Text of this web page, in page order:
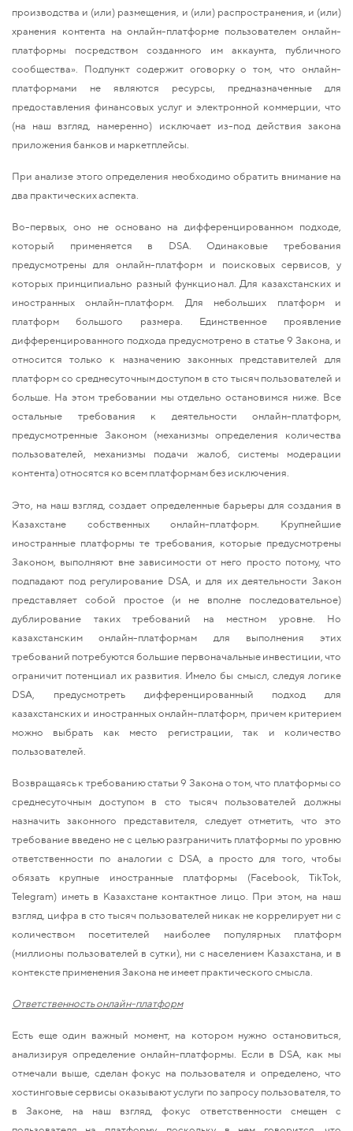
производства и (или) размещения, и (или) распространения, и (или)
хранения контента на онлайн-платформе пользователем онлайн-
платформы посредством созданного им аккаунта, публичного
сообщества». Подпункт содержит оговорку о том, что онлайн-
платформами не являются ресурсы, предназначенные для
предоставления финансовых услуг и электронной коммерции, что
(на наш взгляд, намеренно) исключает из-под действия закона
приложения банков и маркетплейсы.
При анализе этого определения необходимо обратить внимание на
два практических аспекта.
Во-первых, оно не основано на дифференцированном подходе,
который применяется в DSA. Одинаковые требования
предусмотрены для онлайн-платформ и поисковых сервисов, у
которых принципиально разный функционал. Для казахстанских и
иностранных онлайн-платформ. Для небольших платформ и
платформ большого размера. Единственное проявление
дифференцированного подхода предусмотрено в статье 9 Закона, и
относится только к назначению законных представителей для
платформ со среднесуточным доступом в сто тысяч пользователей и
больше. На этом требовании мы отдельно остановимся ниже. Все
остальные требования к деятельности онлайн-платформ,
предусмотренные Законом (механизмы определения количества
пользователей, механизмы подачи жалоб, системы модерации
контента) относятся ко всем платформам без исключения.
Это, на наш взгляд, создает определенные барьеры для создания в
Казахстане собственных онлайн-платформ. Крупнейшие
иностранные платформы те требования, которые предусмотрены
Законом, выполняют вне зависимости от него просто потому, что
подпадают под регулирование DSA, и для их деятельности Закон
представляет собой простое (и не вполне последовательное)
дублирование таких требований на местном уровне. Но
казахстанским онлайн-платформам для выполнения этих
требований потребуются большие первоначальные инвестиции, что
ограничит потенциал их развития. Имело бы смысл, следуя логике
DSA, предусмотреть дифференцированный подход для
казахстанских и иностранных онлайн-платформ, причем критерием
можно выбрать как место регистрации, так и количество
пользователей.
Возвращаясь к требованию статьи 9 Закона о том, что платформы со
среднесуточным доступом в сто тысяч пользователей должны
назначить законного представителя, следует отметить, что это
требование введено не с целью разграничить платформы по уровню
ответственности по аналогии с DSA, а просто для того, чтобы
обязать крупные иностранные платформы (Facebook, TikTok,
Telegram) иметь в Казахстане контактное лицо. При этом, на наш
взгляд, цифра в сто тысяч пользователей никак не коррелирует ни с
количеством посетителей наиболее популярных платформ
(миллионы пользователей в сутки), ни с населением Казахстана, и в
контексте применения Закона не имеет практического смысла.
Ответственность онлайн-платформ
Есть еще один важный момент, на котором нужно остановиться,
анализируя определение онлайн-платформы. Если в DSA, как мы
отмечали выше, сделан фокус на пользователя и определено, что
хостинговые сервисы оказывают услуги по запросу пользователя, то
в Законе, на наш взгляд, фокус ответственности смещен с